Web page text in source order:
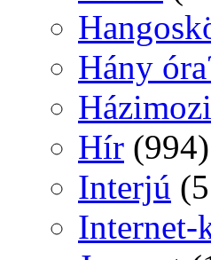
Hány
Házimozi
Hír (994)
Interjú
Internet-